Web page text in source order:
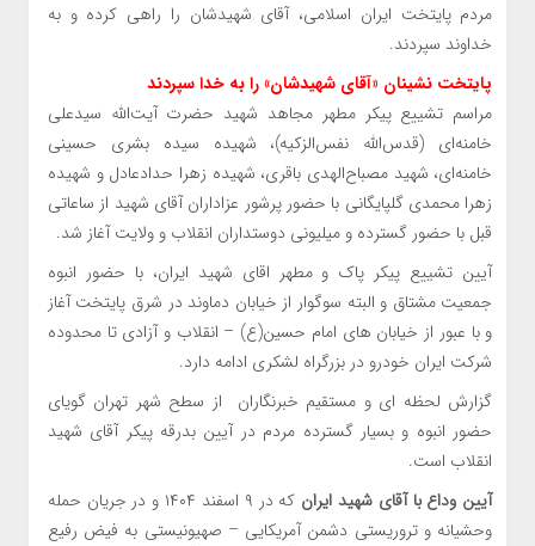
مردم پایتخت ایران اسلامی، آقای شهیدشان را راهی کرده و به
خداوند سپردند.
پایتخت نشینان «آقای شهیدشان» را به خدا سپردند
مراسم تشییع پیکر مطهر مجاهد شهید حضرت آیت‌الله سیدعلی
خامنه‌ای (قدس‌الله نفس‌الزکیه)، شهیده سیده بشری حسینی
خامنه‌ای، شهید مصباح‌الهدی باقری، شهیده زهرا حدادعادل و شهیده
زهرا محمدی گلپایگانی با حضور پرشور عزاداران آقای شهید از ساعاتی
قبل با حضور گسترده و میلیونی دوستداران انقلاب و ولایت آغاز شد.
آیین تشییع پیکر پاک و مطهر اقای شهید ایران، با حضور انبوه
جمعیت مشتاق و البته سوگوار از خیابان دماوند در شرق پایتخت آغاز
و با عبور از خیابان های امام حسین(ع) – انقلاب و آزادی تا محدوده
شرکت ایران خودرو در بزرگراه لشکری ادامه دارد.
گزارش لحظه ای و مستقیم خبرنگاران از سطح شهر تهران گویای
حضور انبوه و بسیار گسترده مردم در آیین بدرقه پیکر آقای شهید
انقلاب است.
آیین وداع با آقای شهید ایران
که در ۹ اسفند ۱۴۰۴ و در جریان حمله
وحشیانه و تروریستی دشمن آمریکایی – صهیونیستی به فیض رفیع